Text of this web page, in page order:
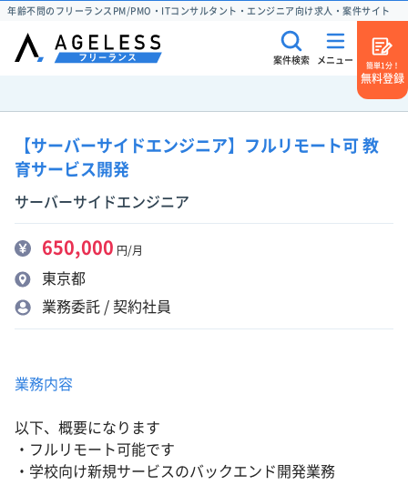
年齢不問のフリーランスPM/PMO・ITコンサルタント・エンジニア向け求人・案件サイト
案件検索 メニュー
簡単1分！
無料登録
【サーバーサイドエンジニア】フルリモート可 教
育サービス開発
サーバーサイドエンジニア
650,000 円/月
東京都
業務委託 / 契約社員
業務内容
以下、概要になります
・フルリモート可能です
・学校向け新規サービスのバックエンド開発業務